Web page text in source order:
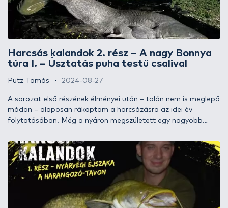
Harcsás kalandok 2. rész – A nagy Bonnya
túra I. – Úsztatás puha testű csalival
Putz Tamás 2024-08-27
A sorozat első részének élményei után – talán nem is meglepő
módon – alaposan rákaptam a harcsázásra az idei év
folytatásában. Még a nyáron megszületett egy nagyobb
harcsahorgászat lesz a célom. Korábban ilyen jellegű
próbálkozásom még soha nem volt e halfaj kapcsán, nem is
igazán volt lehetőségem napokat rászánni… Mondjuk, nem
szeretnék álszent sem lenni, mert alapigazság, hogy az
embernek arra van ideje, amire akarja. Amire akarja, arra
teremt… Nos, annyi bizonyos, hogy elszántságnak és
lelkesedésnek nem voltam híján, aztán a körülmények